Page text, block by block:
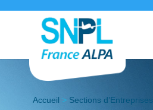
Accueil > Sections d’Entreprises